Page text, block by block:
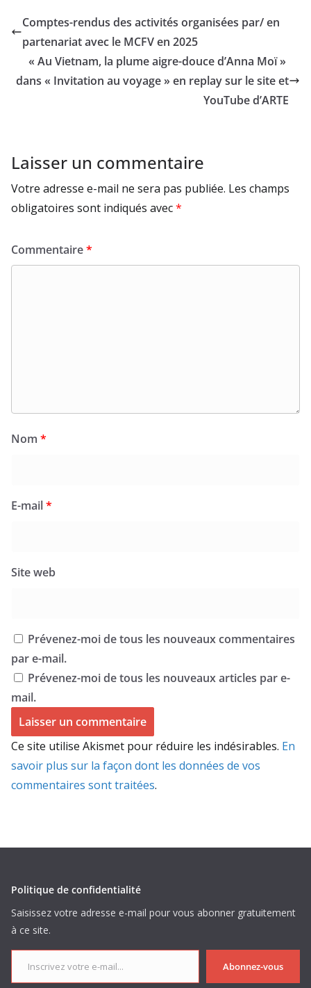
Comptes-rendus des activités organisées par/ en
partenariat avec le MCFV en 2025
« Au Vietnam, la plume aigre-douce d’Anna Moï »
dans « Invitation au voyage » en replay sur le site et
YouTube d’ARTE
Laisser un commentaire
Votre adresse e-mail ne sera pas publiée. Les champs
obligatoires sont indiqués avec*
Commentaire*
Nom *
E-mail*
Site web
Prévenez-moi de tous les nouveaux commentaires
par e-mail.
Prévenez-moi de tous les nouveaux articles par e-
mail.
Ce site utilise Akismet pour réduire les indésirables. En
savoir plus sur la façon dont les données de vos
commentaires sont traitées.
Politique de confidentialité
Saisissez votre adresse e-mail pour vous abonner gratuitement
à ce site.
Inscrivez votre e-mail...
Abonnez-vous